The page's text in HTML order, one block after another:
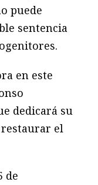
puede
sentencia
en este
dedicará su
el
de